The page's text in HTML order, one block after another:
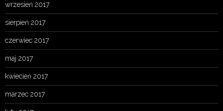
wrzesień 2017
sierpień 2017
czerwiec 2017
maj 2017
kwiecień 2017
marzec 2017